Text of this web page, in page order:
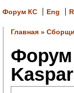
Форум КС Eng
Главная»
Форум